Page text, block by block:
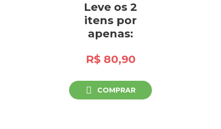
Leve os 2
itens por
apenas:
R$ 80,90
COMPRAR